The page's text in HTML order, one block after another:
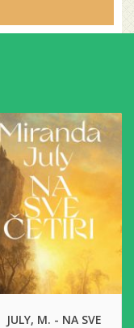
JULY, M. - NA SVE